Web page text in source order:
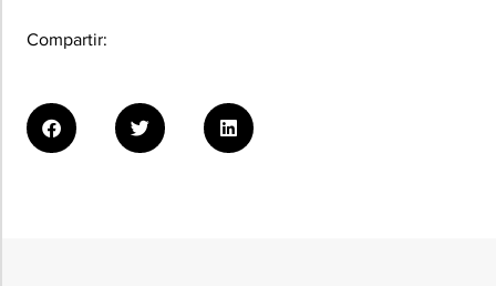
Compartir: